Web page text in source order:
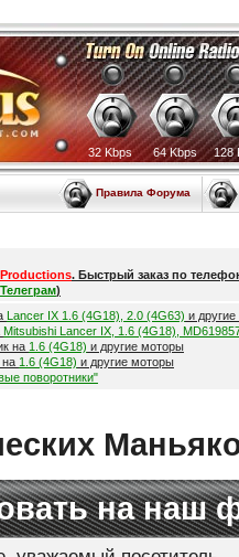
32 Kbps 64 Kbps 128
Правила Форума
. Быстрый заказ по
)
Lancer IX 1.6 (4G18), 2.0 (4G63) и
Mitsubishi Lancer IX, 1.6 (4G18),
на 1.6 (4G18) и другие моторы
1.6 (4G18) и другие моторы
поворотники"
на наш